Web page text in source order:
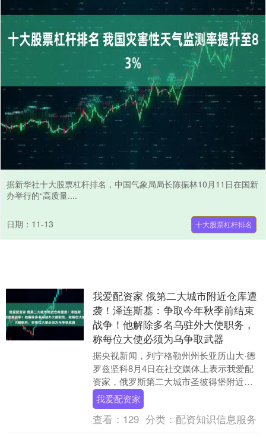
据新华社十大股票杠杆排名，中国气象局局长陈振林10月11日在国新
办举行的“高质量....
日期：11-13 十大股票杠杆排名
我爱配资家 俄第二大城市附近仓库遭
袭！泽连斯基：争取今年秋季前结束
战争！他解除多名乌驻外大使职务，
称每位大使必须为乌争取武器
据央视新闻，列宁格勒州州长亚历山大·德
罗兹坚科8月4日在社交媒体上表示我爱配
资家，俄罗斯第二大城市圣彼得堡附近的
一处仓库设施遭到无人机袭击。 德罗兹坚
科表示，当....
我爱配资家
查看： 129 分类： 配资知识信息服务